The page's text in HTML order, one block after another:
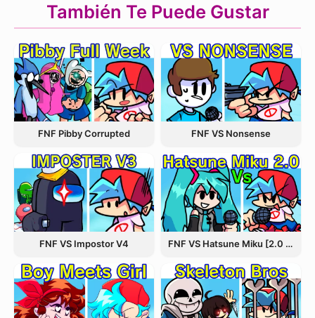
También Te Puede Gustar
FNF Pibby Corrupted FNF VS Nonsense
FNF VS Impostor V4 FNF VS Hatsune Miku [2.0 Update]